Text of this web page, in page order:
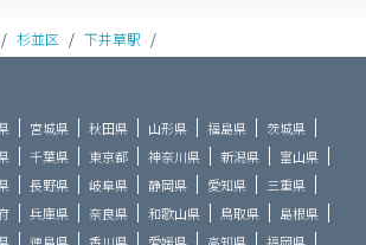
/ 杉並区 / 下井草駅 /
宮城県 秋田県 山形県 福島県
茨城県
千葉県 東京都 神奈川県 新潟県
富山県
長野県 岐阜県 静岡県 愛知県
三重県
兵庫県 奈良県 和歌山県 鳥取県
島根県